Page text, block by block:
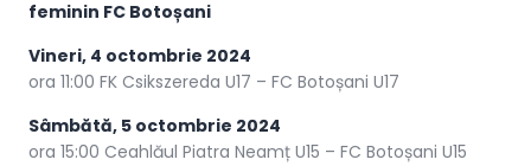
feminin FC Botoșani
Vineri, 4 octombrie 2024
ora 11:00 FK Csikszereda U17 – FC Botoșani U17
Sâmbătă, 5 octombrie 2024
ora 15:00 Ceahlăul Piatra Neamț U15 – FC Botoșani U15